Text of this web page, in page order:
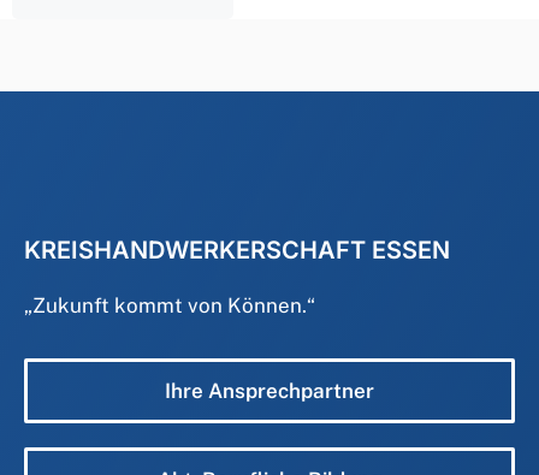
KREISHANDWERKERSCHAFT ESSEN
„Zukunft kommt von Können.“
Ihre Ansprechpartner